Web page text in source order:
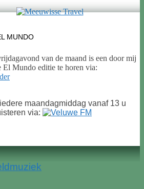
MUNDO
van de maand is een door mij
El Mundo editie te horen via:
maandagmiddag vanaf 13 u
via: